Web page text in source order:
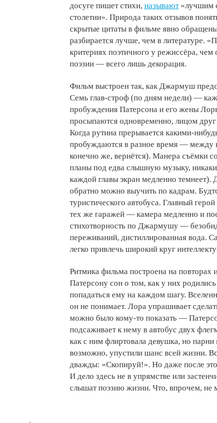
досуге пишет стихи, называют«лучшим
столетии». Природа таких отзывов
скрытые цитаты в фильме явно
разбирается лучше, чем в литературе.
критериях поэтичного у режиссёра,
поэзии — всего лишь декорация.
Фильм выстроен так, как Джармуш
Семь глав-строф (по дням недели) —
пробуждения Патерсона и его жены
просыпаются одновременно, лицом
Когда рутина прерывается какими-
пробуждаются в разное время — между
конечно же, вернётся). Манера съёмки
планы под едва слышную музыку,
каждой главы экран медленно
обратно можно выучить по кадрам.
туристического автобуса. Главный
тех же гаражей — камера медленно и
стихотворность по Джармушу —
переживаний, дистиллированная вода.
легко привлечь широкий круг
Ритмика фильма построена на повторах
Патерсону сон о том, как у них
попадаться ему на каждом шагу.
он не понимает. Лора упрашивает
можно было кому-то показать —
подсаживает к нему в автобус двух
как с ним флиртовала девушка, но
возможно, упустили шанс всей жизни.
дважды: «Скопируй!». Но даже после
И дело здесь не в упрямстве или
слышат поэзию жизни. Что, впрочем, не